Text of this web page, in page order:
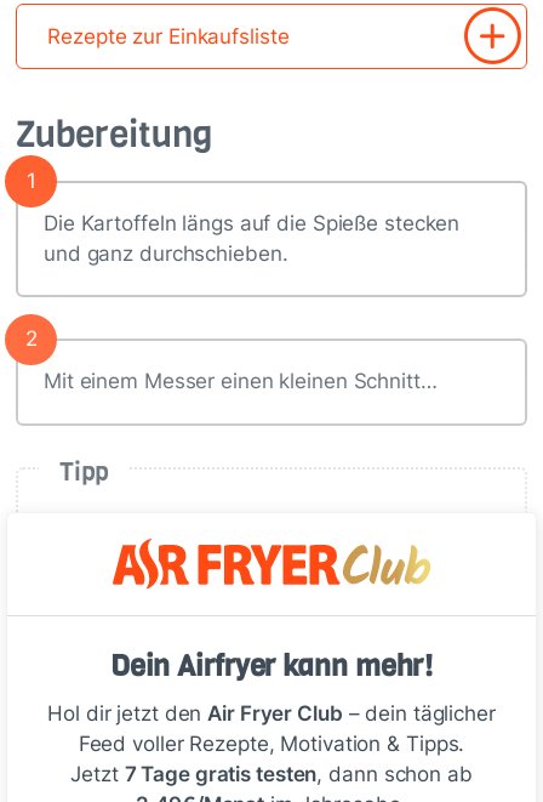
Dein Airfryer kann mehr!
Hol dir jetzt denAir Fryer Club – dein täglicher
Feed voller Rezepte, Motivation & Tipps.
Jetzt 7 Tage gratis testen, dann schon ab
Zubereitung
1
Die Kartoffeln längs auf die Spieße stecken
und ganz durchschieben.
2
Mit einem Messer einen kleinen Schnitt…
Tipp
Die Spiralen sollten möglichst fein
sein, damit die Kartoffeln schön
Spiralschneider benutzen.
Rezepte zur Einkaufsliste